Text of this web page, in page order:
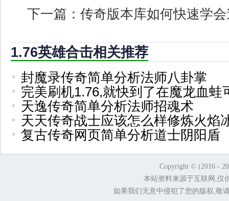
下一篇： 传奇版本库如何快速学
1.76英雄合击相关推荐
封魔录传奇简单分析法师八卦掌
完美刷机1.76,就快到了在魔龙血蛙
天逸传奇简单分析法师招魂术
天天传奇战士应该怎么样修炼火焰
复古传奇网页简单分析道士阴阳盾
Copyright © (2016 -
本站资料来源于互联网,仅
如果我们无意中侵犯了您的版权,敬